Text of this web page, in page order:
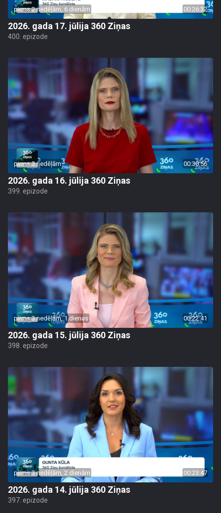
pirms 2 nedēļām, 6 dienām 00:26:32
2026. gada 17. jūlija 360 Ziņas
400. epizode
pirms 3 nedēļām 00:30:56
2026. gada 16. jūlija 360 Ziņas
399. epizode
pirms 3 nedēļām, 1 dienas 00:22:41
2026. gada 15. jūlija 360 Ziņas
398. epizode
pirms 3 nedēļām, 2 dienām 00:23:47
2026. gada 14. jūlija 360 Ziņas
397. epizode